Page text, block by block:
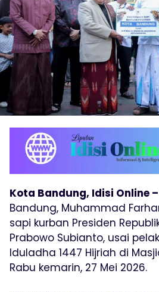
Kota Bandung, Idisi Online –
Bandung, Muhammad
sapi kurban Presiden
Prabowo Subianto, usai
Iduladha 1447 Hijriah di
Rabu kemarin, 27 Mei 2026.